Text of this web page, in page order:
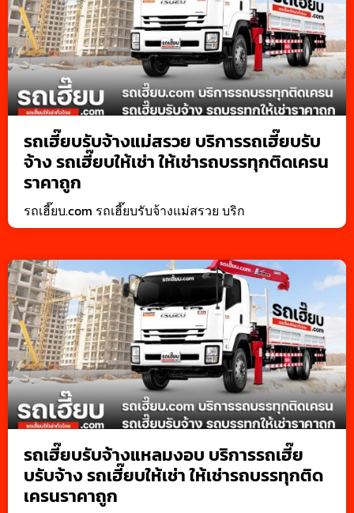
รถเฮี๊ยบรับจ้างแม่สรวย บริการรถเฮี๊ยบรับ
จ้าง รถเฮี๊ยบให้เช่า ให้เช่ารถบรรทุกติดเครน
ราคาถูก
รถเฮี๊ยบ.com รถเฮี๊ยบรับจ้างแม่สรวย บริก
รถเฮี๊ยบรับจ้างแหลมงอบ บริการรถเฮี๊ย
บรับจ้าง รถเฮี๊ยบให้เช่า ให้เช่ารถบรรทุกติด
เครนราคาถูก